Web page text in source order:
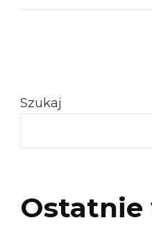
Szukaj
Ostatnie